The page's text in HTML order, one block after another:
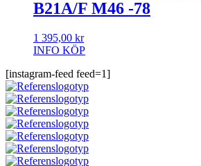
B21A/F M46 -78
1 395,00 kr
INFO KÖP
[instagram-feed feed=1]